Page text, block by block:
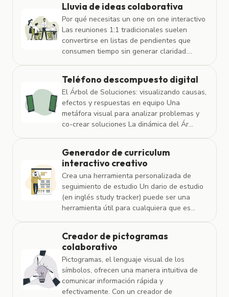
Lluvia de ideas colaborativa
Por qué necesitas un one on one interactivo
Las reuniones 1:1 tradicionales suelen
convertirse en listas de pendientes que
consumen tiempo sin generar claridad....
Teléfono descompuesto digital
El Árbol de Soluciones: visualizando causas,
efectos y respuestas en equipo Una
metáfora visual para analizar problemas y
co-crear soluciones La dinámica del Ár...
Generador de curriculum
interactivo creativo
Crea una herramienta personalizada de
seguimiento de estudio Un dario de estudio
(en inglés study tracker) puede ser una
herramienta útil para cualquiera que es...
Creador de pictogramas
colaborativo
Pictogramas, el lenguaje visual de los
símbolos, ofrecen una manera intuitiva de
comunicar información rápida y
efectivamente. Con un creador de